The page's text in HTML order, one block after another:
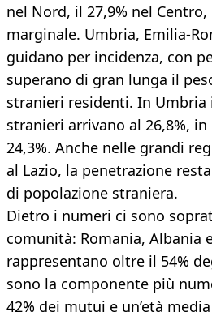
nel Nord, il 27,9% nel Centro,
marginale. Umbria, Emilia-
guidano per incidenza, con
superano di gran lunga il
stranieri residenti. In
stranieri arrivano al 26,8%,
24,3%. Anche nelle grandi
al Lazio, la penetrazione
di popolazione straniera.
Dietro i numeri ci sono
comunità: Romania, Albania
rappresentano oltre il 54%
sono la componente più
42% dei mutui e un’età